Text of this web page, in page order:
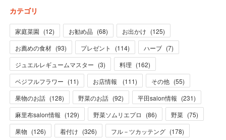
カテゴリ
家庭菜園 (12) お勧め品 (68) お出かけ (125)
お薦めの食材 (93) プレゼント (114) ハーブ (7)
ジュエルレギュームマスター (3) 料理 (162)
ベジフルフラワー (11) お店情報 (111) その他 (55)
果物のお話 (128) 野菜のお話 (92) 平田salon情報 (231)
麻里布salon情報 (129) 野菜ソムリエプロ (86) 野菜 (75)
果物 (126) 着付け (326) フル－ツカッテング (178)